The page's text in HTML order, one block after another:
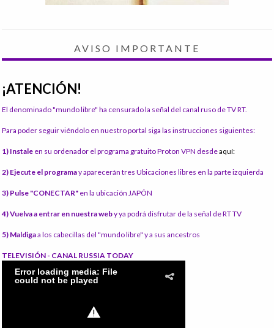
AVISO IMPORTANTE
¡ATENCIÓN!
El denominado "mundo libre" ha censurado la señal del canal ruso de TV RT.
Para poder seguir viéndolo en nuestro portal siga las instrucciones siguientes:
1) Instale en su ordenador el programa gratuito Proton VPN desdeaquí:
2) Ejecute el programay aparecerán tres Ubicaciones libres en la parte izquierda
3) Pulse "CONECTAR" en la ubicación JAPÓN
4) Vuelva a entrar en nuestra weby ya podrá disfrutar de la señal de RT TV
5) Maldigaa los cabecillas del "mundo libre" y a sus ancestros
TELEVISIÓN - CANAL RUSSIA TODAY